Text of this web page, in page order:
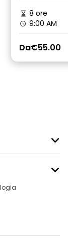
8 ore
9:00 AM
Da€55.00